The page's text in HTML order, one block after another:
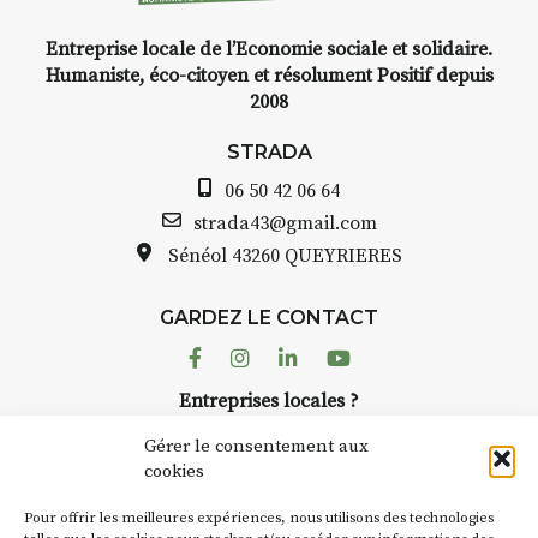
Gérer le consentement aux
cookies
Pour offrir les meilleures expériences, nous utilisons des technologies
INTERVIEW
avez ouvert une galerie à
Bernard TURLE Le Fumoir n’est
pas une galerie permanente.
AuzonToujoursorganise
dans le village. Des artistes et
caves, les granges d’Auzon. Le
Fumoir est l’un de ces espaces
d’autres activités culturelles de
Entreprise locale de l’Economie sociale et solidaire.
Humaniste, éco-citoyen et résolument Positif depuis
2008
STRADA
06 50 42 06 64
strada43@gmail.com
Sénéol 43260 QUEYRIERES
GARDEZ LE CONTACT
FacebookInstagram
LinkedinYoutube
Entreprises locales ?